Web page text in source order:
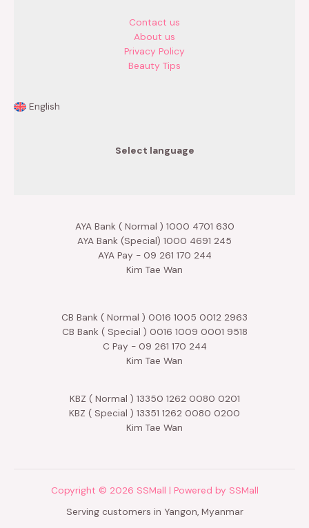
Contact us
About us
Privacy Policy
Beauty Tips
English
Select language
AYA Bank ( Normal ) 1000 4701 630
AYA Bank (Special) 1000 4691 245
AYA Pay - 09 261 170 244
Kim Tae Wan
CB Bank ( Normal ) 0016 1005 0012 2963
CB Bank ( Special ) 0016 1009 0001 9518
C Pay - 09 261 170 244
Kim Tae Wan
KBZ ( Normal ) 13350 1262 0080 0201
KBZ ( Special ) 13351 1262 0080 0200
Kim Tae Wan
Copyright © 2026 SSMall | Powered by SSMall
Serving customers in Yangon, Myanmar